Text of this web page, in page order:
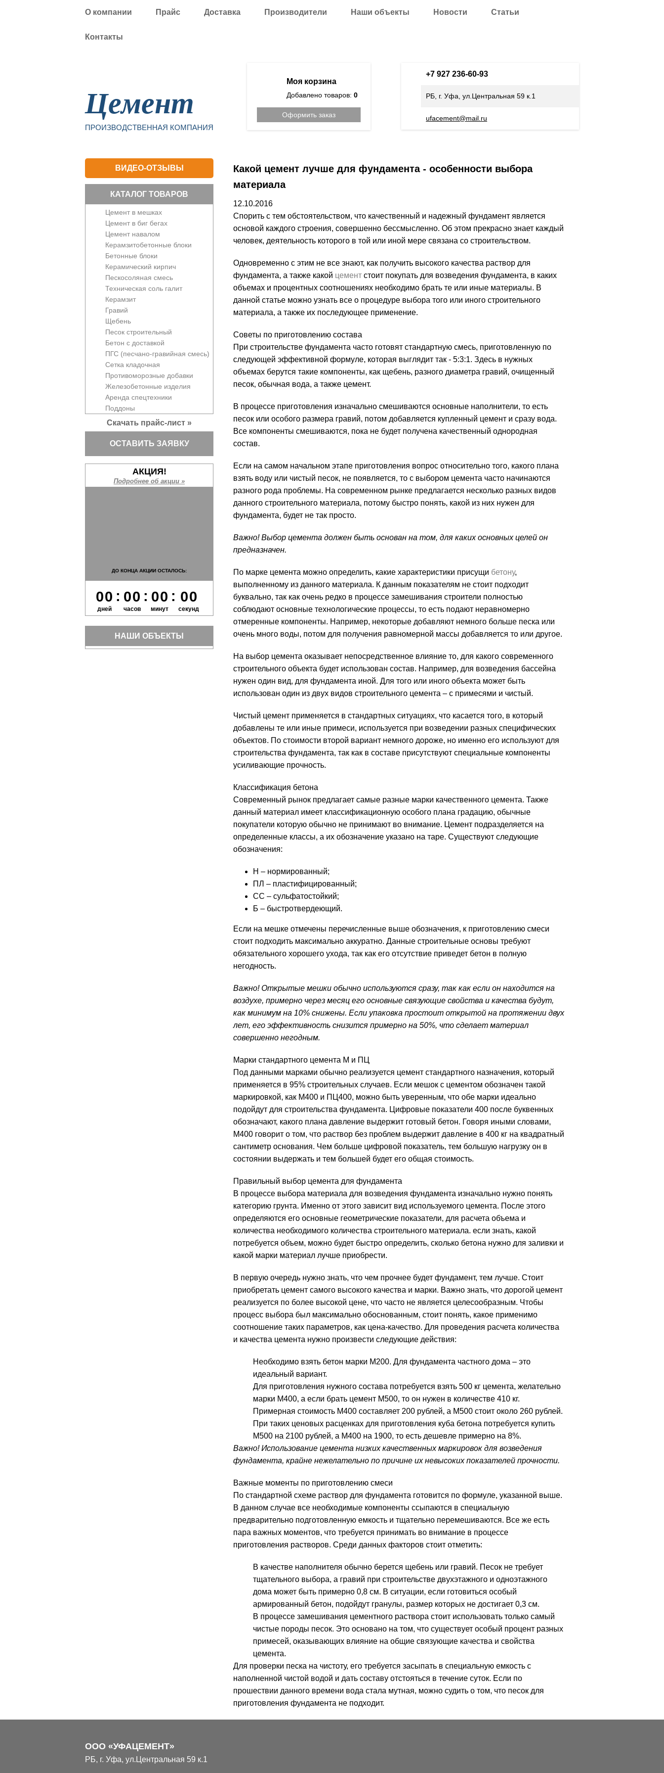
О компании Прайс Доставка Производители Наши объекты Новости Статьи
Контакты
Цемент
ПРОИЗВОДСТВЕННАЯ КОМПАНИЯ
Моя корзина
Добавлено товаров: 0
Оформить заказ
+7 927 236-60-93
РБ, г. Уфа, ул.Центральная 59 к.1
ufacement@mail.ru
ВИДЕО-ОТЗЫВЫ
КАТАЛОГ ТОВАРОВ
Цемент в мешках
Цемент в биг бегах
Цемент навалом
Керамзитобетонные блоки
Бетонные блоки
Керамический кирпич
Пескосоляная смесь
Техническая соль галит
Керамзит
Гравий
Щебень
Песок строительный
Бетон с доставкой
ПГС (песчано-гравийная смесь)
Сетка кладочная
Противоморозные добавки
Железобетонные изделия
Аренда спецтехники
Поддоны
Скачать прайс-лист »
ОСТАВИТЬ ЗАЯВКУ
АКЦИЯ!
Подробнее об акции »
ДО КОНЦА АКЦИИ ОСТАЛОСЬ:
00
дней
: 00
часов
: 00
минут
: 00
секунд
НАШИ ОБЪЕКТЫ
Какой цемент лучше для фундамента - особенности выбора
материала
12.10.2016
Спорить с тем обстоятельством, что качественный и надежный фундамент является
основой каждого строения, совершенно бессмысленно. Об этом прекрасно знает каждый
человек, деятельность которого в той или иной мере связана со строительством.
Одновременно с этим не все знают, как получить высокого качества раствор для
фундамента, а также какой цемент стоит покупать для возведения фундамента, в каких
объемах и процентных соотношениях необходимо брать те или иные материалы. В
данной статье можно узнать все о процедуре выбора того или иного строительного
материала, а также их последующее применение.
Советы по приготовлению состава
При строительстве фундамента часто готовят стандартную смесь, приготовленную по
следующей эффективной формуле, которая выглядит так - 5:3:1. Здесь в нужных
объемах берутся такие компоненты, как щебень, разного диаметра гравий, очищенный
песок, обычная вода, а также цемент.
В процессе приготовления изначально смешиваются основные наполнители, то есть
песок или особого размера гравий, потом добавляется купленный цемент и сразу вода.
Все компоненты смешиваются, пока не будет получена качественный однородная
состав.
Если на самом начальном этапе приготовления вопрос относительно того, какого плана
взять воду или чистый песок, не появляется, то с выбором цемента часто начинаются
разного рода проблемы. На современном рынке предлагается несколько разных видов
данного строительного материала, потому быстро понять, какой из них нужен для
фундамента, будет не так просто.
Важно! Выбор цемента должен быть основан на том, для каких основных целей он
предназначен.
По марке цемента можно определить, какие характеристики присущи бетону,
выполненному из данного материала. К данным показателям не стоит подходит
буквально, так как очень редко в процессе замешивания строители полностью
соблюдают основные технологические процессы, то есть подают неравномерно
отмеренные компоненты. Например, некоторые добавляют немного больше песка или
очень много воды, потом для получения равномерной массы добавляется то или другое.
На выбор цемента оказывает непосредственное влияние то, для какого современного
строительного объекта будет использован состав. Например, для возведения бассейна
нужен один вид, для фундамента иной. Для того или иного объекта может быть
использован один из двух видов строительного цемента – с примесями и чистый.
Чистый цемент применяется в стандартных ситуациях, что касается того, в который
добавлены те или иные примеси, используется при возведении разных специфических
объектов. По стоимости второй вариант немного дороже, но именно его используют для
строительства фундамента, так как в составе присутствуют специальные компоненты
усиливающие прочность.
Классификация бетона
Современный рынок предлагает самые разные марки качественного цемента. Также
данный материал имеет классификационную особого плана градацию, обычные
покупатели которую обычно не принимают во внимание. Цемент подразделяется на
определенные классы, а их обозначение указано на таре. Существуют следующие
обозначения:
Н – нормированный;
ПЛ – пластифицированный;
СС – сульфатостойкий;
Б – быстротвердеющий.
Если на мешке отмечены перечисленные выше обозначения, к приготовлению смеси
стоит подходить максимально аккуратно. Данные строительные основы требуют
обязательного хорошего ухода, так как его отсутствие приведет бетон в полную
негодность.
Важно! Открытые мешки обычно используются сразу, так как если он находится на
воздухе, примерно через месяц его основные связующие свойства и качества будут,
как минимум на 10% снижены. Если упаковка простоит открытой на протяжении двух
лет, его эффективность снизится примерно на 50%, что сделает материал
совершенно негодным.
Марки стандартного цемента М и ПЦ
Под данными марками обычно реализуется цемент стандартного назначения, который
применяется в 95% строительных случаев. Если мешок с цементом обозначен такой
маркировкой, как М400 и ПЦ400, можно быть уверенным, что обе марки идеально
подойдут для строительства фундамента. Цифровые показатели 400 после буквенных
обозначают, какого плана давление выдержит готовый бетон. Говоря иными словами,
М400 говорит о том, что раствор без проблем выдержит давление в 400 кг на квадратный
сантиметр основания. Чем больше цифровой показатель, тем большую нагрузку он в
состоянии выдержать и тем большей будет его общая стоимость.
Правильный выбор цемента для фундамента
В процессе выбора материала для возведения фундамента изначально нужно понять
категорию грунта. Именно от этого зависит вид используемого цемента. После этого
определяются его основные геометрические показатели, для расчета объема и
количества необходимого количества строительного материала. если знать, какой
потребуется объем, можно будет быстро определить, сколько бетона нужно для заливки и
какой марки материал лучше приобрести.
В первую очередь нужно знать, что чем прочнее будет фундамент, тем лучше. Стоит
приобретать цемент самого высокого качества и марки. Важно знать, что дорогой цемент
реализуется по более высокой цене, что часто не является целесообразным. Чтобы
процесс выбора был максимально обоснованным, стоит понять, какое применимо
соотношение таких параметров, как цена-качество. Для проведения расчета количества
и качества цемента нужно произвести следующие действия:
Необходимо взять бетон марки М200. Для фундамента частного дома – это
идеальный вариант.
Для приготовления нужного состава потребуется взять 500 кг цемента, желательно
марки М400, а если брать цемент М500, то он нужен в количестве 410 кг.
Примерная стоимость М400 составляет 200 рублей, а М500 стоит около 260 рублей.
При таких ценовых расценках для приготовления куба бетона потребуется купить
М500 на 2100 рублей, а М400 на 1900, то есть дешевле примерно на 8%.
Важно! Использование цемента низких качественных маркировок для возведения
фундамента, крайне нежелательно по причине их невысоких показателей прочности.
Важные моменты по приготовлению смеси
По стандартной схеме раствор для фундамента готовится по формуле, указанной выше.
В данном случае все необходимые компоненты ссыпаются в специальную
предварительно подготовленную емкость и тщательно перемешиваются. Все же есть
пара важных моментов, что требуется принимать во внимание в процессе
приготовления растворов. Среди данных факторов стоит отметить:
В качестве наполнителя обычно берется щебень или гравий. Песок не требует
тщательного выбора, а гравий при строительстве двухэтажного и одноэтажного
дома может быть примерно 0,8 см. В ситуации, если готовиться особый
армированный бетон, подойдут гранулы, размер которых не достигает 0,3 см.
В процессе замешивания цементного раствора стоит использовать только самый
чистые породы песок. Это основано на том, что существует особый процент разных
примесей, оказывающих влияние на общие связующие качества и свойства
цемента.
Для проверки песка на чистоту, его требуется засыпать в специальную емкость с
наполненной чистой водой и дать составу отстояться в течение суток. Если по
прошествии данного времени вода стала мутная, можно судить о том, что песок для
приготовления фундамента не подходит.
ООО «УФАЦЕМЕНТ»
РБ, г. Уфа, ул.Центральная 59 к.1